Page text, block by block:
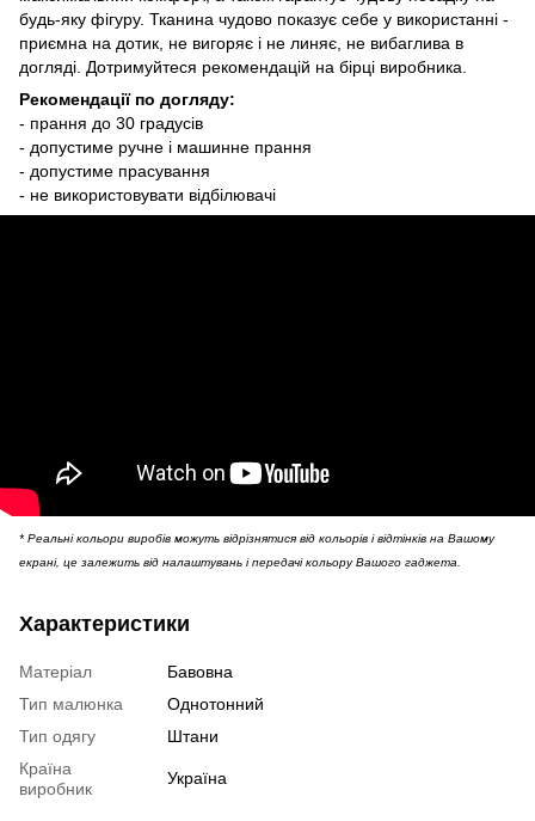
будь-яку фігуру. Тканина чудово показує себе у використанні -
приємна на дотик, не вигоряє і не линяє, не вибаглива в
догляді. Дотримуйтеся рекомендацій на бірці виробника.
Рекомендації по догляду:
- прання до 30 градусів
- допустиме ручне і машинне прання
- допустиме прасування
- не використовувати відбілювачі
* Реальні кольори виробів можуть відрізнятися від кольорів і відтінків на Вашому
екрані, це залежить від налаштувань і передачі кольору Вашого гаджета.
Характеристики
Матеріал
Бавовна
Тип малюнка
Однотонний
Тип одягу
Штани
Країна
виробник
Україна